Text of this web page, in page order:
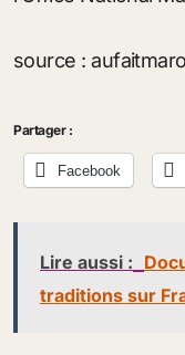
source :
Partager :
Facebook
Lire aussi :
traditions sur